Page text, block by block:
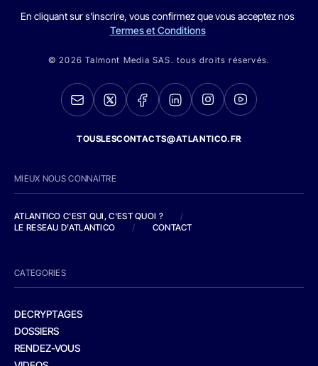
En cliquant sur s'inscrire, vous confirmez que vous acceptez nos
Termes et Conditions
© 2026 Talmont Media SAS. tous droits réservés.
TOUSLESCONTACTS@ATLANTICO.FR
MIEUX NOUS CONNAITRE
ATLANTICO C'EST QUI, C'EST QUOI ?
/
LE RESEAU D'ATLANTICO
/ CONTACT
CATEGORIES
DECRYPTAGES
DOSSIERS
RENDEZ-VOUS